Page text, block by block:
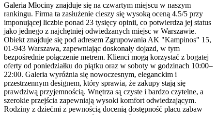
Galeria Młociny znajduje się na czwartym miejscu w naszym
rankingu. Firma ta zasłużenie cieszy się wysoką oceną 4.5/5 przy
imponującej liczbie ponad 23 tysięcy opinii, co potwierdza jej status
jako jednego z najchętniej odwiedzanych miejsc w Warszawie.
Obiekt znajduje się pod adresem Zgrupowania AK "Kampinos" 15,
01-943 Warszawa, zapewniając doskonały dojazd, w tym
bezpośrednie połączenie metrem. Klienci mogą korzystać z bogatej
oferty od poniedziałku do piątku oraz w soboty w godzinach 10:00–
22:00. Galeria wyróżnia się nowoczesnym, eleganckim i
przestrzennym designem, który sprawia, że zakupy stają się
prawdziwą przyjemnością. Wnętrza są czyste i bardzo czytelne, a
szerokie przejścia zapewniają wysoki komfort odwiedzającym.
Rodziny z dziećmi z pewnością docenią dostępność placu zabaw